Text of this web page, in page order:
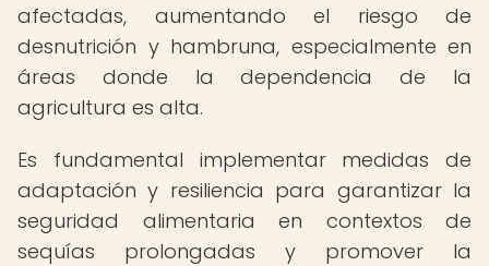
afectadas, aumentando el riesgo de
desnutrición y hambruna, especialmente en
áreas donde la dependencia de la
agricultura es alta.
Es fundamental implementar medidas de
adaptación y resiliencia para garantizar la
seguridad alimentaria en contextos de
sequías prolongadas y promover la